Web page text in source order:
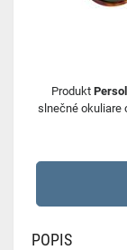
Produkt
slnečné okuliare
POPIS